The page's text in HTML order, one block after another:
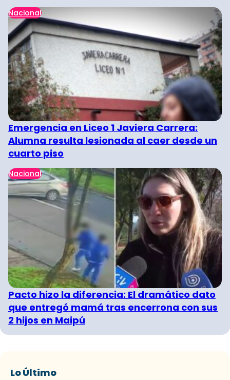
Nacional
Emergencia en Liceo 1 Javiera Carrera:
Alumna resulta lesionada al caer desde un
cuarto piso
Nacional
Pacto hizo la diferencia: El dramático dato
que entregó mamá tras encerrona con sus
2 hijos en Maipú
Lo Último